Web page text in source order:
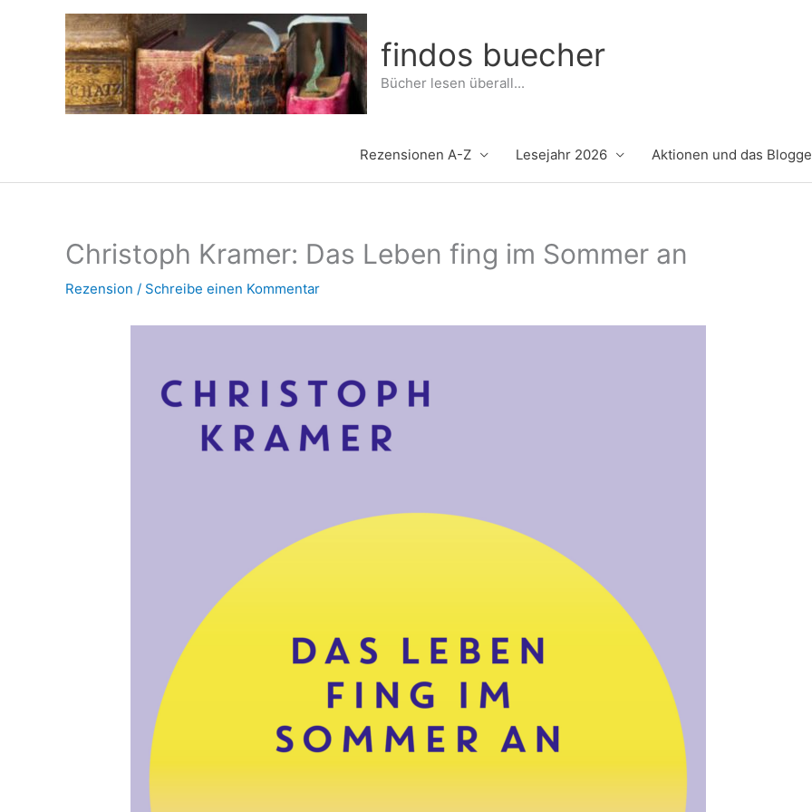
findos buecher
Bücher lesen überall...
Rezensionen A-Z Lesejahr 2026 Aktionen und das
Christoph Kramer: Das Leben fing im Sommer an
Rezension / Schreibe einen Kommentar